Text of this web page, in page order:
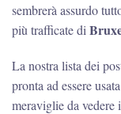
sembrerà assurdo
più trafficate di
La nostra lista dei
pronta ad essere
meraviglie da vedere